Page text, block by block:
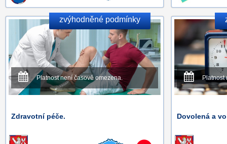
zvýhodněné podmínky
Platnost není časově omezena.
Zdravotní péče.
Platnost
Dovolená a